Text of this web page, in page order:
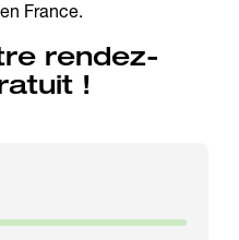
France.
rendez-
!